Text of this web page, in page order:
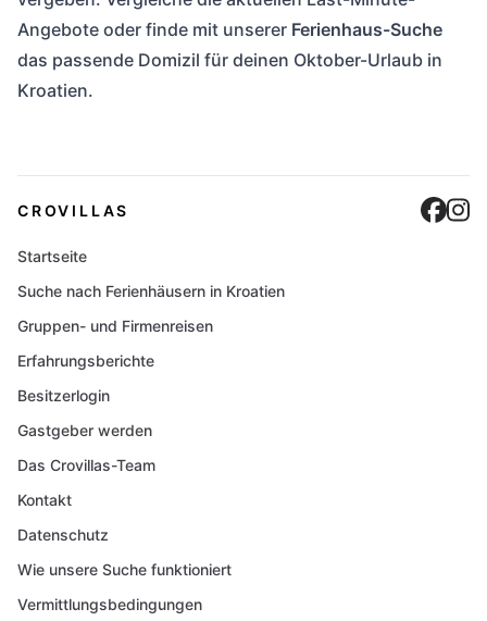
Angebote oder finde mit unserer Ferienhaus-Suche
das passende Domizil für deinen Oktober-Urlaub in
Kroatien.
CROVILLAS
Startseite
Suche nach Ferienhäusern in Kroatien
Gruppen- und Firmenreisen
Erfahrungsberichte
Besitzerlogin
Gastgeber werden
Das Crovillas-Team
Kontakt
Datenschutz
Wie unsere Suche funktioniert
Vermittlungsbedingungen